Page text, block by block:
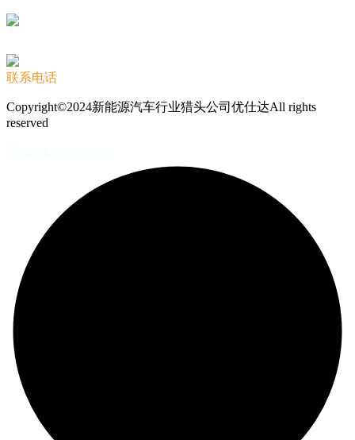
联系电话
Copyright©2024新能源汽车行业猎头公司优仕达All rights
reserved